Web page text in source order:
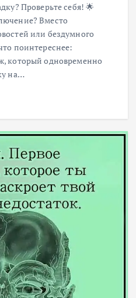
Проверьте себя! 🌟
Вместо
или бездумного
поинтереснее:
который одновременно
на…